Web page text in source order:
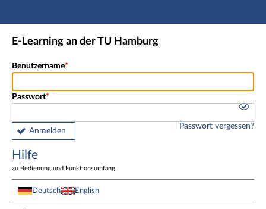
Hauptnavigation
Fußzeile
E-Learning an der TU Hamburg
Benutzername
Passwort
Anmelden
Passwort vergessen?
Hilfe
zu Bedienung und Funktionsumfang
Deutsch English